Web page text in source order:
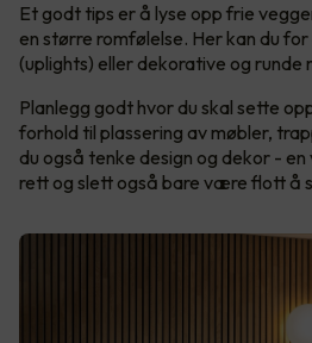
Et godt tips er å lyse opp frie
en større romfølelse. Her kan du
(uplights) eller dekorative og runde
Planlegg godt hvor du skal sette
forhold til plassering av møbler,
du også tenke design og dekor -
rett og slett også bare være flott å